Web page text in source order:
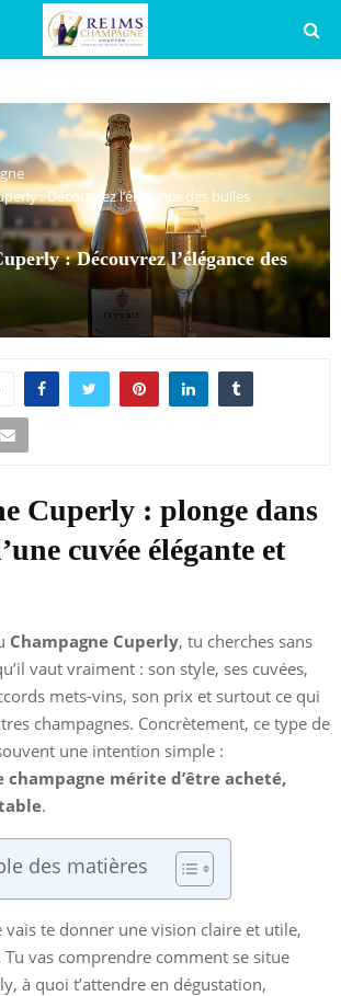
: Découvrez l’élégance des bulles
: Découvrez l’élégance des
Cuperly : plonge dans
cuvée élégante et
Champagne Cuperly, tu cherches sans
vaut vraiment : son style, ses cuvées,
mets-vins, son prix et surtout ce qui
champagnes. Concrètement, ce type de
une intention simple :
champagne mérite d’être acheté,
.
des matières
vais te donner une vision claire et utile,
vas comprendre comment se situe
à quoi t’attendre en dégustation,